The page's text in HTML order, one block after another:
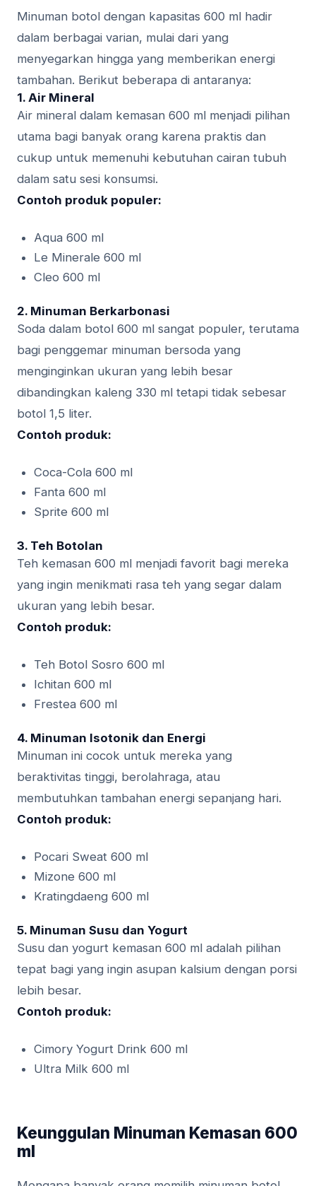
Minuman botol dengan kapasitas 600 ml hadir
dalam berbagai varian, mulai dari yang
menyegarkan hingga yang memberikan energi
tambahan. Berikut beberapa di antaranya:
1. Air Mineral
Air mineral dalam kemasan 600 ml menjadi pilihan
utama bagi banyak orang karena praktis dan
cukup untuk memenuhi kebutuhan cairan tubuh
dalam satu sesi konsumsi.
Contoh produk populer:
Aqua 600 ml
Le Minerale 600 ml
Cleo 600 ml
2. Minuman Berkarbonasi
Soda dalam botol 600 ml sangat populer, terutama
bagi penggemar minuman bersoda yang
menginginkan ukuran yang lebih besar
dibandingkan kaleng 330 ml tetapi tidak sebesar
botol 1,5 liter.
Contoh produk:
Coca-Cola 600 ml
Fanta 600 ml
Sprite 600 ml
3. Teh Botolan
Teh kemasan 600 ml menjadi favorit bagi mereka
yang ingin menikmati rasa teh yang segar dalam
ukuran yang lebih besar.
Contoh produk:
Teh Botol Sosro 600 ml
Ichitan 600 ml
Frestea 600 ml
4. Minuman Isotonik dan Energi
Minuman ini cocok untuk mereka yang
beraktivitas tinggi, berolahraga, atau
membutuhkan tambahan energi sepanjang hari.
Contoh produk:
Pocari Sweat 600 ml
Mizone 600 ml
Kratingdaeng 600 ml
5. Minuman Susu dan Yogurt
Susu dan yogurt kemasan 600 ml adalah pilihan
tepat bagi yang ingin asupan kalsium dengan porsi
lebih besar.
Contoh produk:
Cimory Yogurt Drink 600 ml
Ultra Milk 600 ml
Keunggulan Minuman Kemasan 600
ml